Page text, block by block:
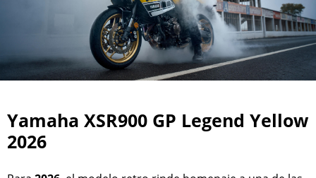
Yamaha XSR900 GP Legend Yellow
2026